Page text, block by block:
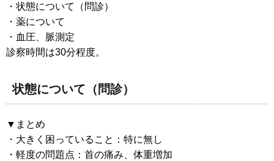
・状態について（問診）
・薬について
・血圧、脈測定
診察時間は30分程度。
状態について（問診）
▼まとめ
・大きく困っていること：特に無し
・軽度の問題点：首の痛み、体重増加